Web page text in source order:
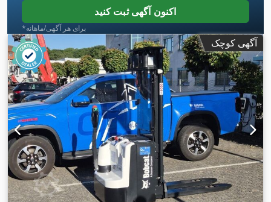
اکنون آگهی ثبت کنید
*برای هر آگهی/ماهانه
آگهی کوچک